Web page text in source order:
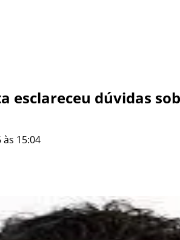
esclareceu dúvidas
15:04